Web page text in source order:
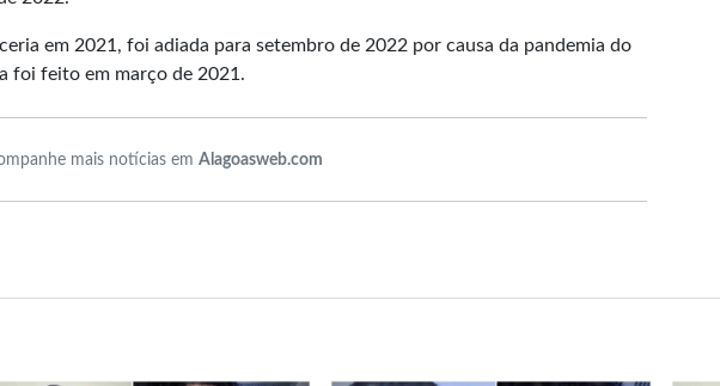
em 2021, foi adiada para setembro de 2022 por causa da pandemia do
foi feito em março de 2021.
mais notícias em Alagoasweb.com